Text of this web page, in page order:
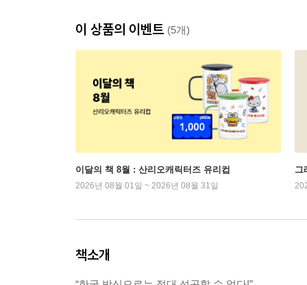
이 상품의 이벤트 (5개)
이달의 책 8월 : 산리오캐릭터즈 유리컵
2026년 08월 01일 ~ 2026년 08월 31일
그
책소개